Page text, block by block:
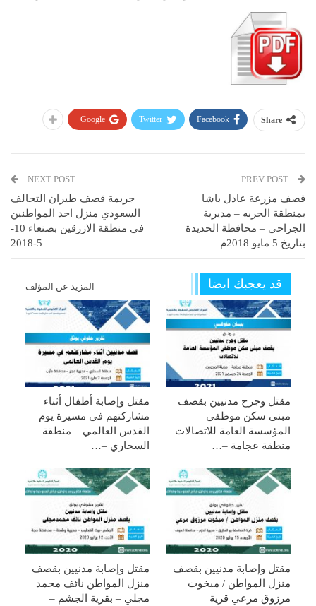
Share
Facebook
Twitter
Google+
قصف مزرعة عادل باشا
بمنطقة الحربه – مديرية
الجراحي – محافظة الحديدة
بتاريخ 5 مايو 2018م
NEXT POST
جريمة قصف طيران التحالف
السعودي منزل احد المواطنين
في منطقة الازرقين بصنعاء 10-
5-2018
قد يعجبك ايضا المزيد عن المؤلف
مقتل وجرح مدنيين بقصف
مبنى سكن موظفي
المؤسسة العامة للاتصالات –
منطقة عجامة –…
مقتل وإصابة أطفال أثناء
مشاركتهم في مسيرة يوم
القدس العالمي – منطقة
السحاري –…
مقتل وإصابة مدنيين بقصف
منزل المواطن / مبخوت
مرزوق مرعي قرية
مقتل وإصابة مدنيين بقصف
منزل المواطن نائف محمد
مجلي – بقرية الجشم –